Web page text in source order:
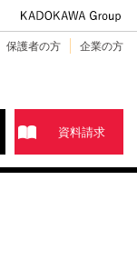
保護者の方 企業の方
資料請求